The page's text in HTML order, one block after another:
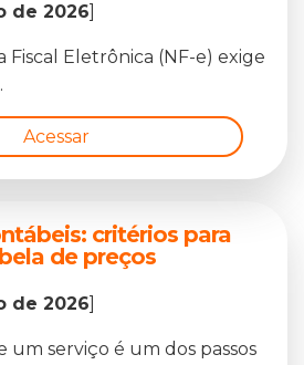
de 2026
Fiscal Eletrônica (NF-e) exige
Acessar
critérios para
de preços
de 2026
um serviço é um dos passos